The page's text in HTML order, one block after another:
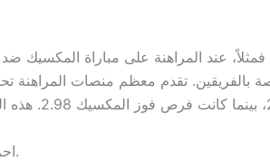
الخاصة بالفريقين. تقدم معظم منصات
احرص على متابعة الفرق والإحصائيات قبل وضع الرهان.